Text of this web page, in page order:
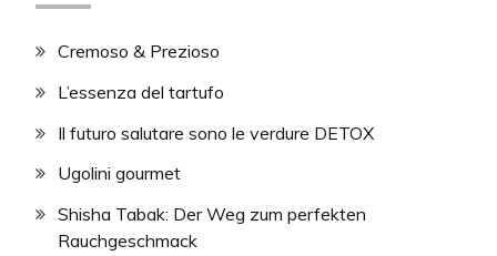
Cremoso & Prezioso
L’essenza del tartufo
Il futuro salutare sono le verdure DETOX
Ugolini gourmet
Shisha Tabak: Der Weg zum perfekten
Rauchgeschmack